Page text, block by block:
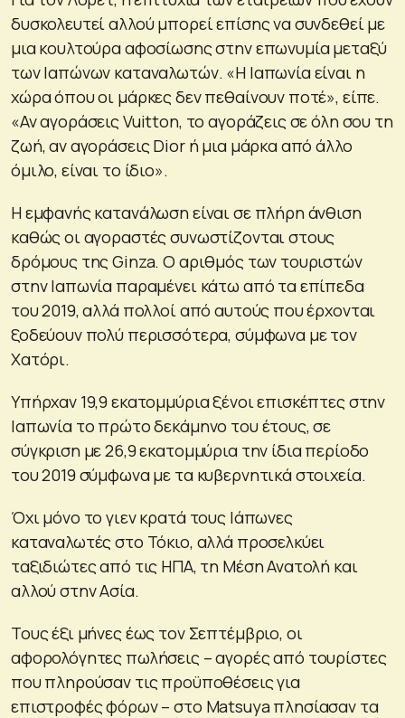
δυσκολευτεί αλλού μπορεί επίσης να συνδεθεί με
μια κουλτούρα αφοσίωσης στην επωνυμία μεταξύ
των Ιαπώνων καταναλωτών. «Η Ιαπωνία είναι η
χώρα όπου οι μάρκες δεν πεθαίνουν ποτέ», είπε.
«Αν αγοράσεις Vuitton, το αγοράζεις σε όλη σου τη
ζωή, αν αγοράσεις Dior ή μια μάρκα από άλλο
όμιλο, είναι το ίδιο».
Η εμφανής κατανάλωση είναι σε πλήρη άνθιση
καθώς οι αγοραστές συνωστίζονται στους
δρόμους της Ginza. Ο αριθμός των τουριστών
στην Ιαπωνία παραμένει κάτω από τα επίπεδα
του 2019, αλλά πολλοί από αυτούς που έρχονται
ξοδεύουν πολύ περισσότερα, σύμφωνα με τον
Χατόρι.
Υπήρχαν 19,9 εκατομμύρια ξένοι επισκέπτες στην
Ιαπωνία το πρώτο δεκάμηνο του έτους, σε
σύγκριση με 26,9 εκατομμύρια την ίδια περίοδο
του 2019 σύμφωνα με τα κυβερνητικά στοιχεία.
Όχι μόνο το γιεν κρατά τους Ιάπωνες
καταναλωτές στο Τόκιο, αλλά προσελκύει
ταξιδιώτες από τις ΗΠΑ, τη Μέση Ανατολή και
αλλού στην Ασία.
Τους έξι μήνες έως τον Σεπτέμβριο, οι
αφορολόγητες πωλήσεις – αγορές από τουρίστες
που πληρούσαν τις προϋποθέσεις για
επιστροφές φόρων – στο Matsuya πλησίασαν τα